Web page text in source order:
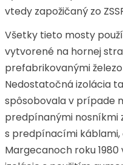
vtedy zapožičaný zo
Všetky tieto mosty
vytvorené na hornej
prefabrikovanými
Nedostatočná izolácia
spôsobovala v prípade
predpínanými nosníkmi
s predpínacími
Margecanoch roku